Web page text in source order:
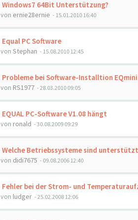
Windows7 64Bit Unterstützung?
von ernie28ernie - 15.01.2010 16:40
Equal PC Software
von Stephan - 15.08.2010 12:45
Probleme bei Software-Installtion EQmini
von RS1977 - 28.03.2010 09:05
EQUAL PC-Software V1.08 hängt
von ronald - 30.08.2009 09:29
Welche Betriebssysteme sind unterstützt
von didi7675 - 09.08.2006 12:40
Fehler bei der Strom- und
von ludger - 25.02.2008 12:06